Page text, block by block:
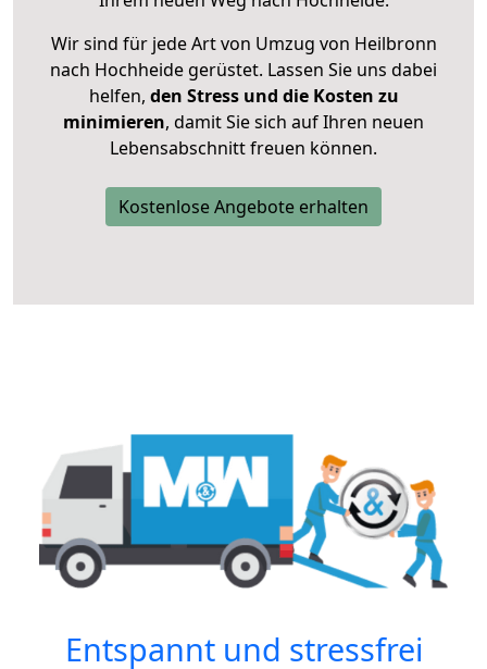
Wir sind für jede Art von Umzug von Heilbronn
nach Hochheide gerüstet. Lassen Sie uns dabei
helfen, den Stress und die Kosten zu
minimieren, damit Sie sich auf Ihren neuen
Lebensabschnitt freuen können.
Kostenlose Angebote erhalten
Entspannt und stressfrei